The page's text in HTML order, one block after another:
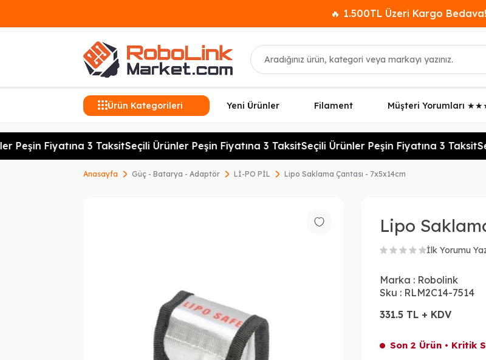
🔥 1.500TL Üzeri Kargo Bedava!
Ara
Ürün Kategorileri Yeni Ürünler Filament Müşteri Yorumları
Peşin Fiyatına 3 TaksitSeçili Ürünler Peşin Fiyatına 3 TaksitSeçili Ürünler Peşin Fiyatına 3 Taksit
Anasayfa Güç - Batarya - Adaptör Lİ-PO PİL Lipo Saklama Çantası - 7x5x14cm
Lipo
İlk Yorumu
Marka : Robolink
Sku : RLM2C14-7514
331.5 TL + KDV
Son 2 Ürün • Kritik